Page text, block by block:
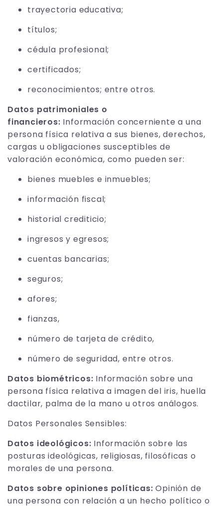
trayectoria educativa;
títulos;
cédula profesional;
certificados;
reconocimientos; entre otros.
Datos patrimoniales o
financieros: Información concerniente a una
persona física relativa a sus bienes, derechos,
cargas u obligaciones susceptibles de
valoración económica, como pueden ser:
bienes muebles e inmuebles;
información fiscal;
historial crediticio;
ingresos y egresos;
cuentas bancarias;
seguros;
afores;
fianzas,
número de tarjeta de crédito,
número de seguridad, entre otros.
Datos biométricos: Información sobre una
persona física relativa a imagen del iris, huella
dactilar, palma de la mano u otros análogos.
Datos Personales Sensibles:
Datos ideológicos: Información sobre las
posturas ideológicas, religiosas, filosóficas o
morales de una persona.
Datos sobre opiniones políticas: Opinión de
una persona con relación a un hecho político o